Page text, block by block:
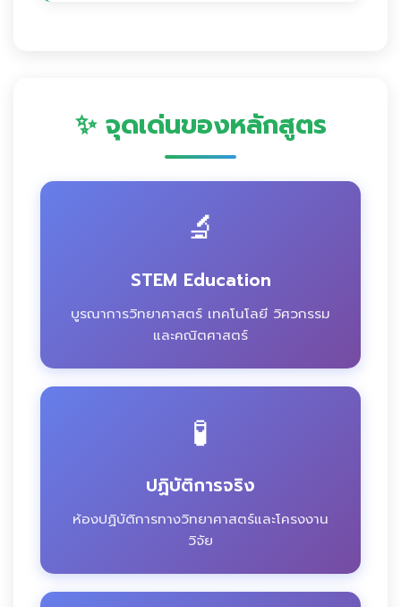
✨ จุดเด่นของหลักสูตร
🔬
STEM Education
บูรณาการวิทยาศาสตร์ เทคโนโลยี วิศวกรรม
และคณิตศาสตร์
🧪
ปฏิบัติการจริง
ห้องปฏิบัติการทางวิทยาศาสตร์และโครงงาน
วิจัย